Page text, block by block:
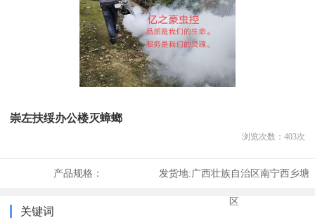
崇左扶绥办公楼灭蟑螂
浏览次数： 403次
产品规格： 发货地:广西壮族自治区南宁西乡塘
区
关键词